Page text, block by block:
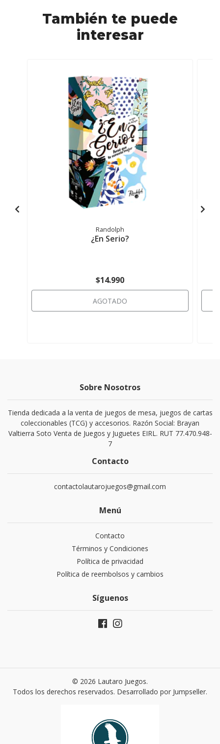
También te puede
interesar
Randolph
¿En Serio?
$14.990
AGOTADO
Sobre Nosotros
Tienda dedicada a la venta de juegos de mesa, juegos de cartas
coleccionables (TCG) y accesorios. Razón Social: Brayan
Valtierra Soto Venta de Juegos y Juguetes EIRL. RUT 77.470.948-
7
Contacto
contactolautarojuegos@gmail.com
Menú
Contacto
Términos y Condiciones
Política de privacidad
Política de reembolsos y cambios
Síguenos
© 2026 Lautaro Juegos.
Todos los derechos reservados. Desarrollado por Jumpseller.